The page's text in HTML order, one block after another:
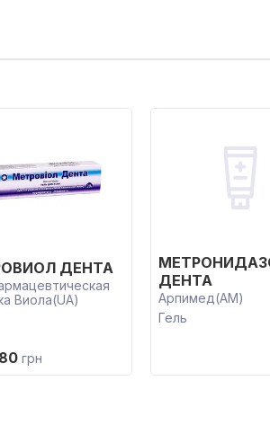
ДЕНТА
Виола(UA)
грн
ДЕНТА
Арпимед(AM)
Гель